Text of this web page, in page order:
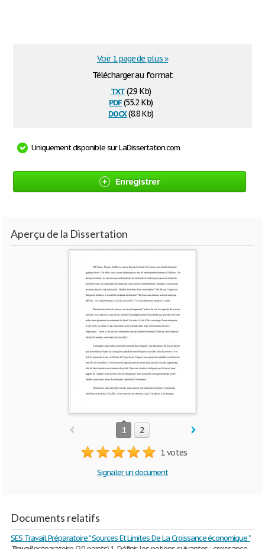
Télécharger au format
txt(2.9 Kb)
pdf(55.2 Kb)
docx(8.8 Kb)
Voir 1 page de plus »
Uniquement disponible sur LaDissertation.com
Enregistrer
Aperçu de la Dissertation
1 2
1 votes
Signaler un document
Documents relatifs
SES Travail Préparatoire " Sources Et Limites De La Croissance économique "